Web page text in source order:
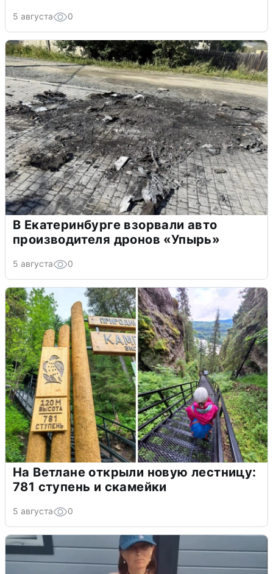
5 августа 0
В Екатеринбурге взорвали авто
производителя дронов «Упырь»
5 августа 0
На Ветлане открыли новую лестницу:
781 ступень и скамейки
5 августа 0